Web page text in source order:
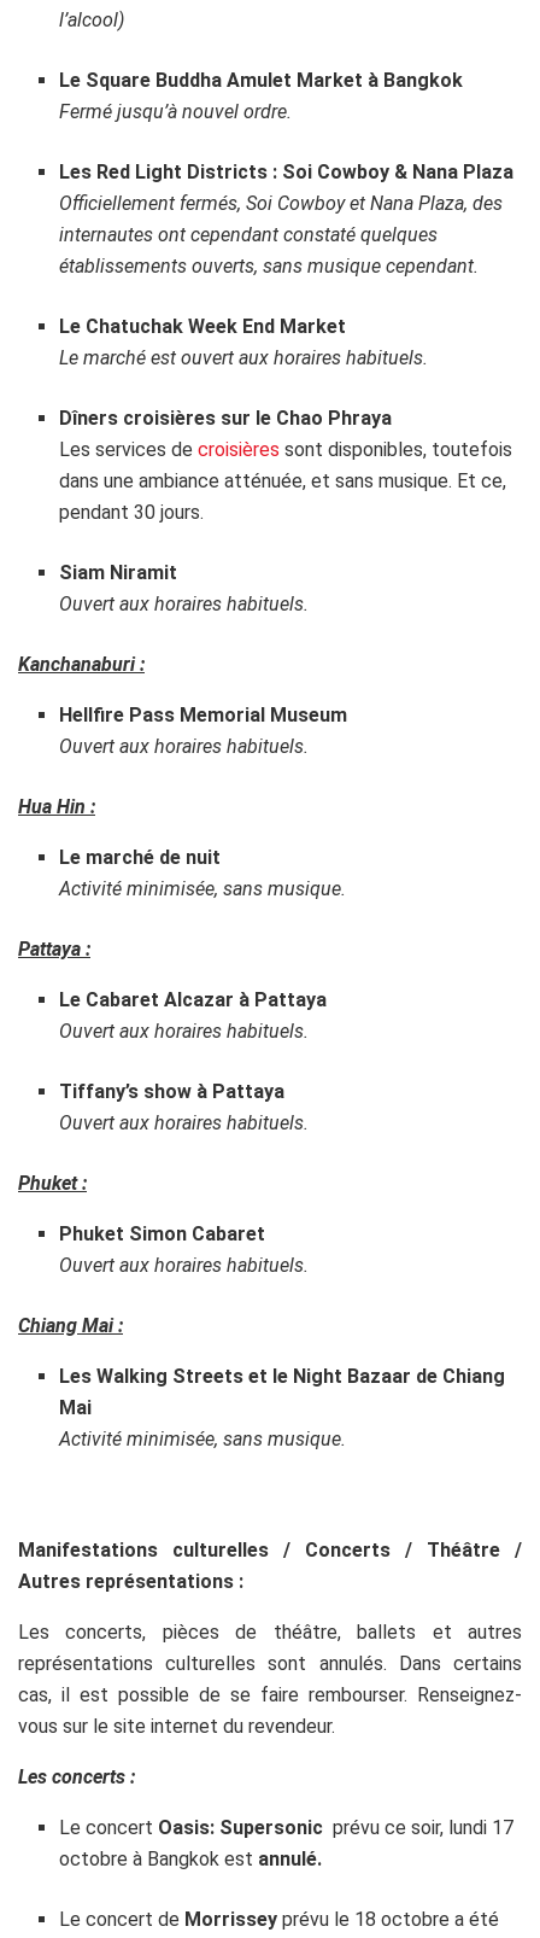
l’alcool)
Le Square Buddha Amulet Market à Bangkok
Fermé jusqu’à nouvel ordre.
Les Red Light Districts : Soi Cowboy & Nana Plaza
Officiellement fermés, Soi Cowboy et Nana Plaza, des
internautes ont cependant constaté quelques
établissements ouverts, sans musique cependant.
Le Chatuchak Week End Market
Le marché est ouvert aux horaires habituels.
Dîners croisières sur le Chao Phraya
Les services decroisières sont disponibles, toutefois
dans une ambiance atténuée, et sans musique. Et ce,
pendant 30 jours.
Siam Niramit
Ouvert aux horaires habituels.
Kanchanaburi :
Hellfire Pass Memorial Museum
Ouvert aux horaires habituels.
Hua Hin :
Le marché de nuit
Activité minimisée, sans musique.
Pattaya :
Le Cabaret Alcazar à Pattaya
Ouvert aux horaires habituels.
Tiffany’s show à Pattaya
Ouvert aux horaires habituels.
Phuket :
Phuket Simon Cabaret
Ouvert aux horaires habituels.
Chiang Mai :
Les Walking Streets et le Night Bazaar de Chiang
Mai
Activité minimisée, sans musique.
Manifestations culturelles / Concerts / Théâtre /
Autres représentations :
Les concerts, pièces de théâtre, ballets et autres
représentations culturelles sont annulés. Dans certains
cas, il est possible de se faire rembourser. Renseignez-
vous sur le site internet du revendeur.
Les concerts :
Le concert Oasis: Supersonic prévu ce soir, lundi 17
octobre à Bangkok est annulé.
Le concert de Morrissey prévu le 18 octobre a été